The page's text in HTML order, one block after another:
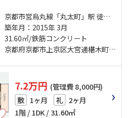
京都市営烏丸線「丸太町」駅 徒歩
12分 京都地下鉄東西線「二条城
前」駅 徒歩14分 山陰本線「二条」
駅 徒歩20分
築年月：2015年 3月
31.60㎡/鉄筋コンクリート
京都府京都市上京区大宮通椹木町下る一町目
7.2万円 (管理費 8,000円)
敷 1ヶ月 礼 2ヶ月
1階 / 1DK / 31.60㎡